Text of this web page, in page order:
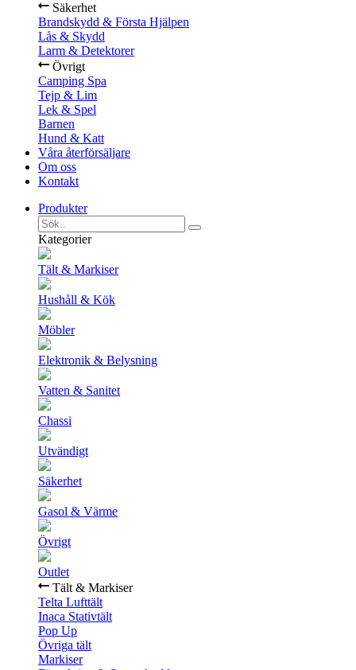
Säkerhet
Brandskydd & Första Hjälpen
Lås & Skydd
Larm & Detektorer
Övrigt
Camping Spa
Tejp & Lim
Lek & Spel
Barnen
Hund & Katt
Våra återförsäljare
Om oss
Kontakt
Produkter
Kategorier
Tält & Markiser
Hushåll & Kök
Möbler
Elektronik & Belysning
Vatten & Sanitet
Chassi
Utvändigt
Säkerhet
Gasol & Värme
Övrigt
Outlet
Tält & Markiser
Telta Lufttält
Inaca Stativtält
Pop Up
Övriga tält
Markiser